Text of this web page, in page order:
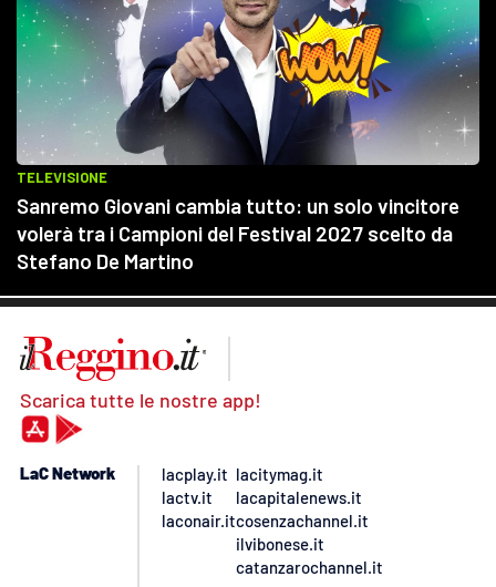
Scarica tutte le nostre app!
LaC Network
lacplay.it
lactv.it
laconair.it
lacitymag.it
lacapitalenews.it
cosenzachannel.it
ilvibonese.it
catanzarochannel.it